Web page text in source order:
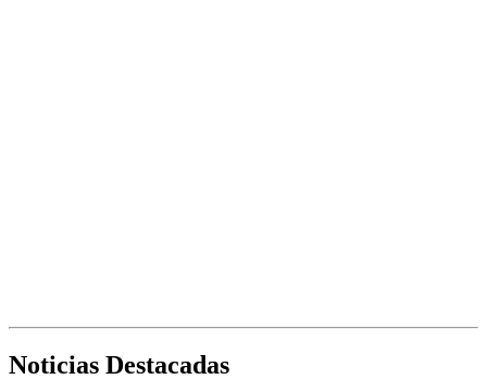
Noticias Destacadas